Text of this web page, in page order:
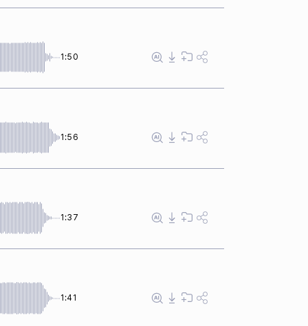
1:50
1:56
1:37
1:41